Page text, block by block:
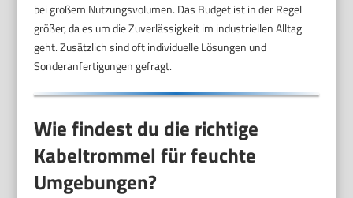
bei großem Nutzungsvolumen. Das Budget ist in der Regel
größer, da es um die Zuverlässigkeit im industriellen Alltag
geht. Zusätzlich sind oft individuelle Lösungen und
Sonderanfertigungen gefragt.
Wie findest du die richtige
Kabeltrommel für feuchte
Umgebungen?